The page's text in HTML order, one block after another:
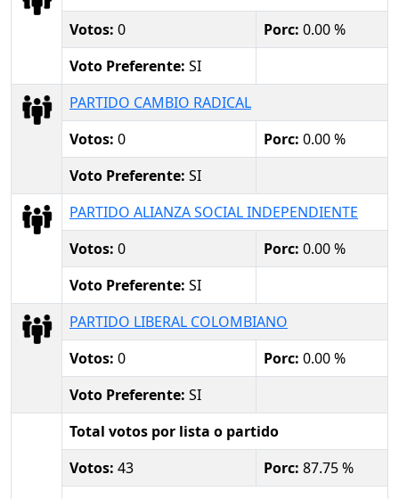
Votos: 0 Porc: 0.00 %
Voto Preferente: SI
PARTIDO CAMBIO RADICAL
Votos: 0 Porc: 0.00 %
Voto Preferente: SI
PARTIDO ALIANZA SOCIAL INDEPENDIENTE
Votos: 0 Porc: 0.00 %
Voto Preferente: SI
PARTIDO LIBERAL COLOMBIANO
Votos: 0 Porc: 0.00 %
Voto Preferente: SI
Total votos por lista o partido
Votos: 43 Porc: 87.75 %